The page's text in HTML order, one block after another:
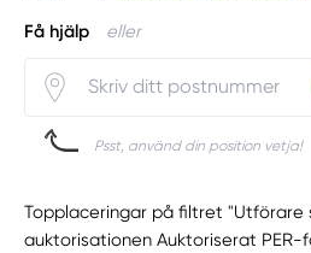
Få hjälp eller
Psst, använd din position vetja!
Topplaceringar på filtret "Utförare
auktorisationen Auktoriserat PER-